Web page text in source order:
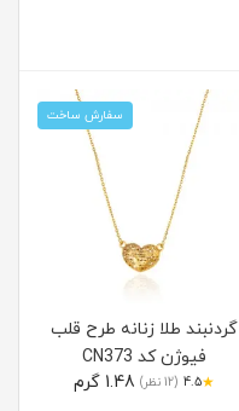
سفارش ساخت
گردنبند طلا زنانه طرح قلب
فیوژن کد CN373
★
4.5 (12 نظر)